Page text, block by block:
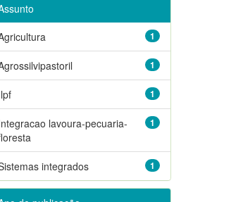
1
1
1
1
lavoura-pecuaria-
1
integrados